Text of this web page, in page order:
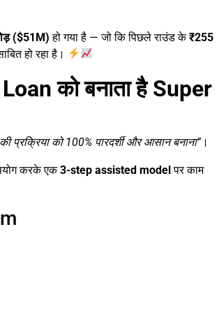
($51M) हो गया है — जो कि पिछले राउंड के₹255
हो रहा है।
को बनाता है Super
प्रक्रिया को 100% पारदर्शी और आसान बनाना”।
करके एक3-step assisted modelपर काम